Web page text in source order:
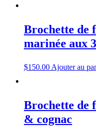
Brochette de
marinée aux
$150.00 Ajouter au
Brochette de
& cognac